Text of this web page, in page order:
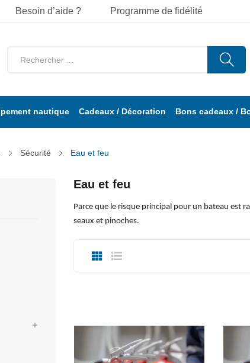
Besoin d’aide ? Programme de fidélité
nautique Cadeaux / Décoration Bons cadeaux /
Sécurité Eau et feu

Eau et feu
Parce que le risque principal pour un bateau est
seaux et pinoches.